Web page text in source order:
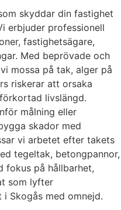
skyddar din fastighet
erbjuder professionell
fastighetsägare,
Med beprövade och
mossa på tak, alger på
riskerar att orsaka
livslängd.
målning eller
skador med
vi arbetet efter takets
tegeltak, betongpannor,
fokus på hållbarhet,
som lyfter
Skogås med omnejd.